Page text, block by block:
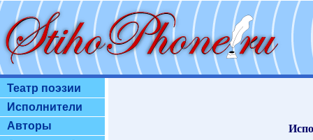
Театр поэзии
Исполнители
Авторы